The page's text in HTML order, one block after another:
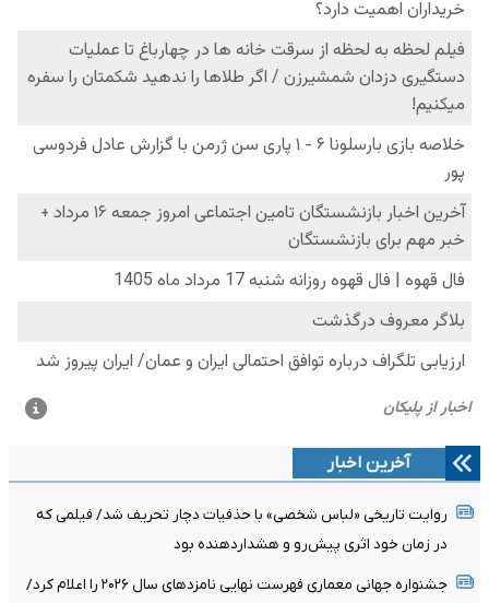
آخرین اخبار
روایت تاریخی «لباس شخصی» با حذفیات دچار تحریف شد/ فیلمی که
در زمان خود اثری پیش‌رو و هشداردهنده بود
جشنواره جهانی معماری فهرست نهایی نامزدهای سال ۲۰۲۶ را اعلام کرد/